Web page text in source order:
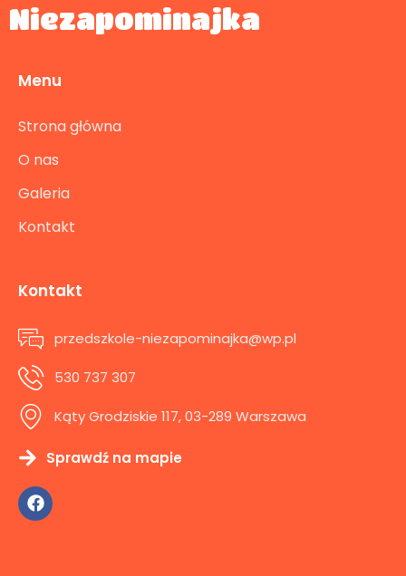
Niezapominajka
Menu
Strona główna
O nas
Galeria
Kontakt
Kontakt
przedszkole-niezapominajka@wp.pl
530 737 307
Kąty Grodziskie 117, 03-289 Warszawa
Sprawdź na mapie